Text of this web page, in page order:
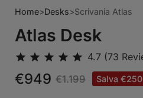
Home>Desks>Scrivania Atlas
Atlas Desk
€949 €1.199 Salva €250